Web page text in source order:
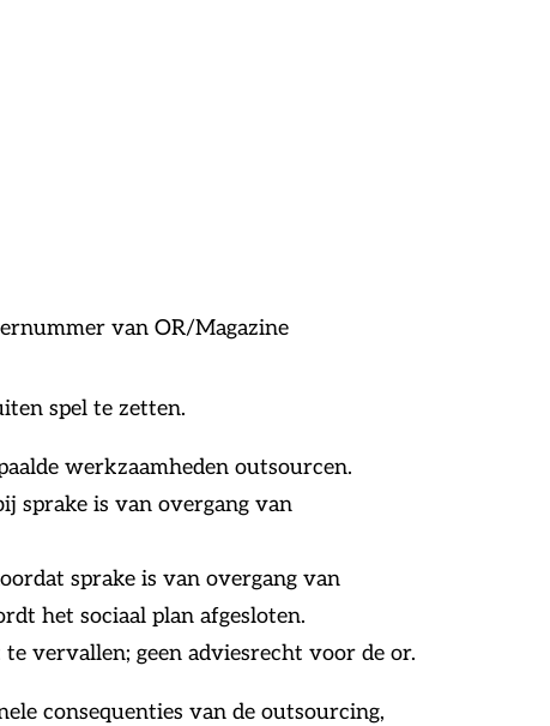
van OR/Magazine
spel te zetten.
werkzaamheden outsourcen.
sprake is van overgang van
sprake is van overgang van
het sociaal plan afgesloten.
vervallen; geen adviesrecht voor de or.
consequenties van de outsourcing,